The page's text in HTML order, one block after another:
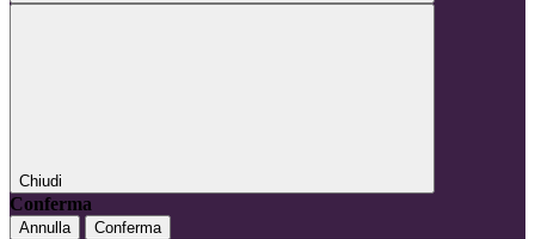
Chiudi
Conferma
Annulla Conferma